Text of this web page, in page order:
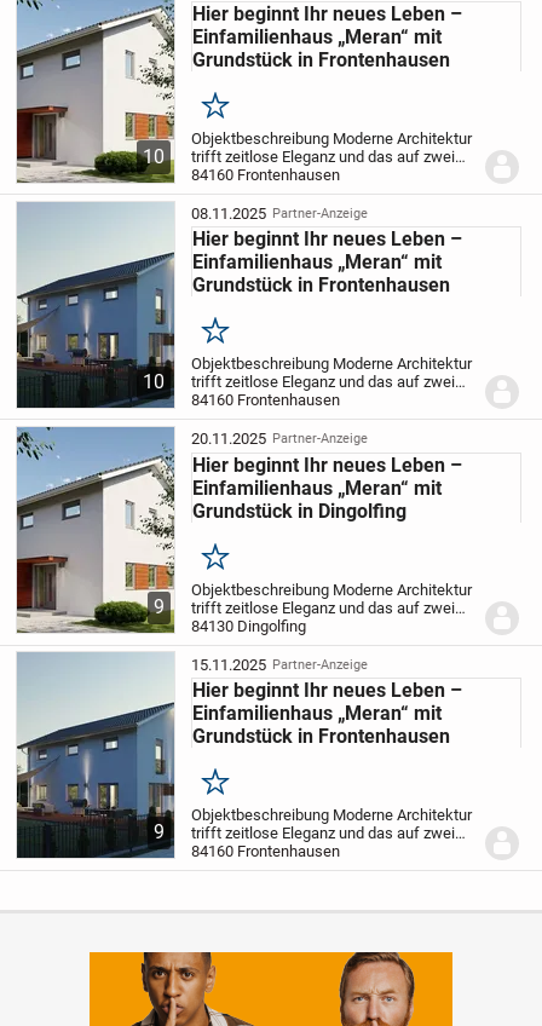
10
Hier beginnt Ihr neues Leben –
Einfamilienhaus „Meran“ mit
Grundstück in Frontenhausen
Merken
Objektbeschreibung Moderne Architektur
trifft zeitlose Eleganz und das auf zwei
Ebenen. Dabei sorgen die großen Fenster
für viel Licht in Ihrem neuen Traumhaus.
Auf Ihrer zukünftigen Wohnebene im...
84160 Frontenhausen
10
08.11.2025 Partner-Anzeige
Hier beginnt Ihr neues Leben –
Einfamilienhaus „Meran“ mit
Grundstück in Frontenhausen
Merken
Objektbeschreibung Moderne Architektur
trifft zeitlose Eleganz und das auf zwei
Ebenen. Dabei sorgen die großen Fenster
für viel Licht in Ihrem neuen Traumhaus.
Auf Ihrer zukünftigen Wohnebene im...
84160 Frontenhausen
9
20.11.2025 Partner-Anzeige
Hier beginnt Ihr neues Leben –
Einfamilienhaus „Meran“ mit
Grundstück in Dingolfing
Merken
Objektbeschreibung Moderne Architektur
trifft zeitlose Eleganz und das auf zwei
Ebenen. Dabei sorgen die großen Fenster
für viel Licht in Ihrem neuen Traumhaus.
Auf Ihrer zukünftigen Wohnebene im...
84130 Dingolfing
9
15.11.2025 Partner-Anzeige
Hier beginnt Ihr neues Leben –
Einfamilienhaus „Meran“ mit
Grundstück in Frontenhausen
Merken
Objektbeschreibung Moderne Architektur
trifft zeitlose Eleganz und das auf zwei
Ebenen. Dabei sorgen die großen Fenster
für viel Licht in Ihrem neuen Traumhaus.
84160 Frontenhausen